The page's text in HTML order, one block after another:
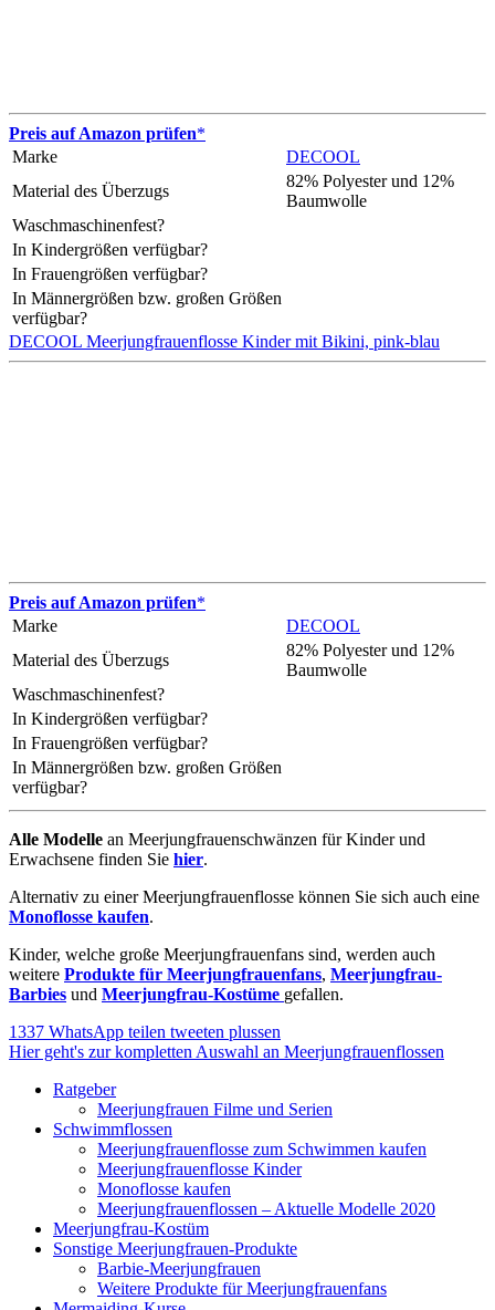
Preis auf Amazon prüfen*
Marke
DECOOL
Material des Überzugs
82% Polyester und 12%
Baumwolle
Waschmaschinenfest?
In Kindergrößen verfügbar?
In Frauengrößen verfügbar?
In Männergrößen bzw. großen Größen
verfügbar?
DECOOL Meerjungfrauenflosse Kinder mit Bikini, pink-blau
Preis auf Amazon prüfen*
Marke
DECOOL
Material des Überzugs
82% Polyester und 12%
Baumwolle
Waschmaschinenfest?
In Kindergrößen verfügbar?
In Frauengrößen verfügbar?
In Männergrößen bzw. großen Größen
verfügbar?
Alle Modelle an Meerjungfrauenschwänzen für Kinder und
Erwachsene finden Sie hier.
Alternativ zu einer Meerjungfrauenflosse können Sie sich auch eine
Monoflosse kaufen.
Kinder, welche große Meerjungfrauenfans sind, werden auch
weitere Produkte für Meerjungfrauenfans, Meerjungfrau-
Barbies und Meerjungfrau-Kostüme gefallen.
1337 WhatsApp teilen tweeten plussen
Hier geht's zur kompletten Auswahl an Meerjungfrauenflossen
Ratgeber
Meerjungfrauen Filme und Serien
Schwimmflossen
Meerjungfrauenflosse zum Schwimmen kaufen
Meerjungfrauenflosse Kinder
Monoflosse kaufen
Meerjungfrauenflossen – Aktuelle Modelle 2020
Meerjungfrau-Kostüm
Sonstige Meerjungfrauen-Produkte
Barbie-Meerjungfrauen
Weitere Produkte für Meerjungfrauenfans